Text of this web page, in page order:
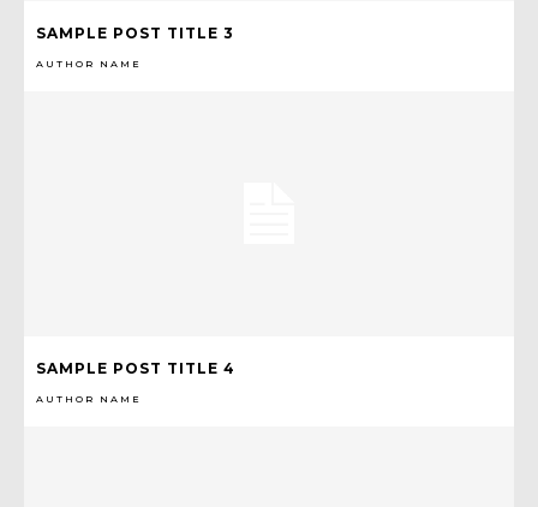
SAMPLE POST TITLE 3
AUTHOR NAME
SAMPLE POST TITLE 4
AUTHOR NAME